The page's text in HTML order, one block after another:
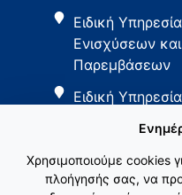
Ειδική
Ενισχύσεων
Παρεμβάσεων
Ειδική
Χρησιμοποιούμε cookies
πλοήγησής σας, να